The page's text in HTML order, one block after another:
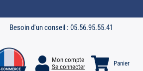
Besoin d'un conseil : 05.56.95.55.41
Mon compte
Se connecter
Panier